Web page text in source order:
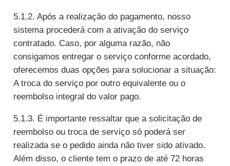
5.1.2. Após a realização do pagamento, nosso
sistema procederá com a ativação do serviço
contratado. Caso, por alguma razão, não
consigamos entregar o serviço conforme acordado,
oferecemos duas opções para solucionar a situação:
A troca do serviço por outro equivalente ou o
reembolso integral do valor pago.
5.1.3. É importante ressaltar que a solicitação de
reembolso ou troca de serviço só poderá ser
realizada se o pedido ainda não tiver sido ativado.
Além disso, o cliente tem o prazo de até 72 horas